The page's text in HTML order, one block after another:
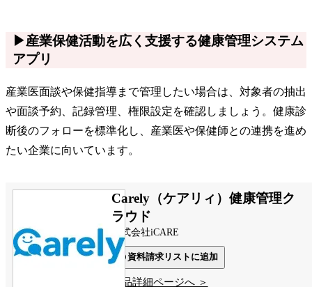
▶産業保健活動を広く支援する健康管理システム
アプリ
産業医面談や保健指導まで管理したい場合は、対象者の抽出
や面談予約、記録管理、権限設定を確認しましょう。健康診
断後のフォローを標準化し、産業医や保健師との連携を進め
たい企業に向いています。
Carely（ケアリィ）健康管理ク
ラウド
株式会社iCARE
資料請求リストに追加
製品詳細ページへ ＞